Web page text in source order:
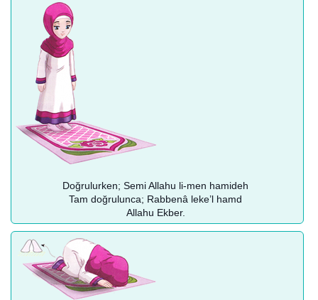
Doğrulurken; Semi Allahu li-men hamideh
Tam doğrulunca; Rabbenâ leke’l hamd
Allahu Ekber.